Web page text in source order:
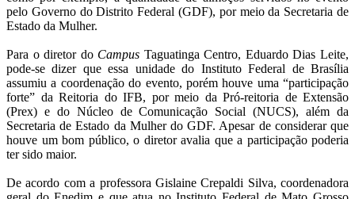
pelo Governo do Distrito Federal (GDF), por meio da Secretaria de
Estado da Mulher.
Para o diretor do Campus Taguatinga Centro, Eduardo Dias Leite,
pode-se dizer que essa unidade do Instituto Federal de Brasília
assumiu a coordenação do evento, porém houve uma “participação
forte” da Reitoria do IFB, por meio da Pró-reitoria de Extensão
(Prex) e do Núcleo de Comunicação Social (NUCS), além da
Secretaria de Estado da Mulher do GDF. Apesar de considerar que
houve um bom público, o diretor avalia que a participação poderia
ter sido maior.
De acordo com a professora Gislaine Crepaldi Silva, coordenadora